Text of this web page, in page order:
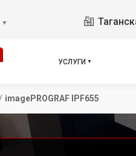
▼
УСЛУГИ
/ imagePROGRAF IPF655